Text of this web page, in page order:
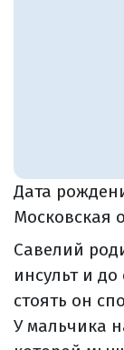
Дата
Московская
Савелий
инсульт и
стоять он
У мальчика